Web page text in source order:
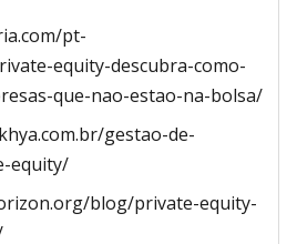
pt-
equity-descubra-como-
que-nao-estao-na-bolsa/
gestao-de-
equity/
blog/private-equity-